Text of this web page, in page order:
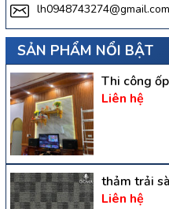
lh0948743274@gmail.com
SẢN PHẨM NỔI BẬT
Thi công
Liên hệ
thảm trải
Liên hệ